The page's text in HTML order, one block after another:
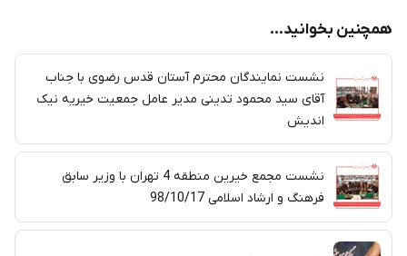
همچنین بخوانید...
نشست نمایندگان محترم آستان قدس رضوی با جناب
آقای سید محمود تدینی مدیر عامل جمعیت خیریه نیک
اندیش
نشست مجمع خیرین منطقه 4 تهران با وزیر سابق
فرهنگ و ارشاد اسلامی 98/10/17